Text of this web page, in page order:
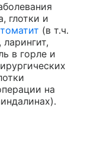
глотки и
(в т.ч.
, ларингит,
в горле и
на